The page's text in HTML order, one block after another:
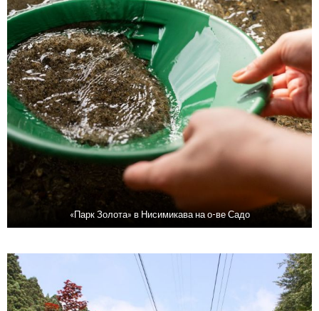
«Парк Золота» в Нисимикава на о-ве Садо